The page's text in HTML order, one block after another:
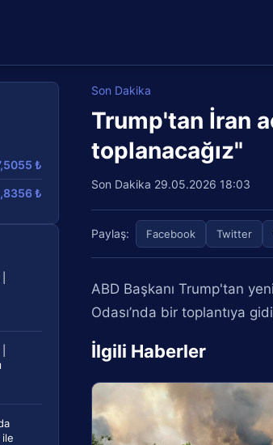
₺
₺
Son Dakika
Trump'tan İran
toplanacağız"
Son Dakika 29.05.2026 18:03
Paylaş: Facebook Twitter
ABD Başkanı Trump'tan
Odası’nda bir toplantıya
İlgili Haberler